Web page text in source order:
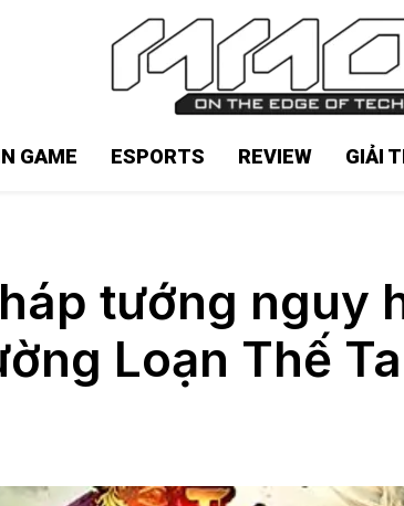
GAME ESPORTS REVIEW GIẢI
tướng nguy
Loạn Thế